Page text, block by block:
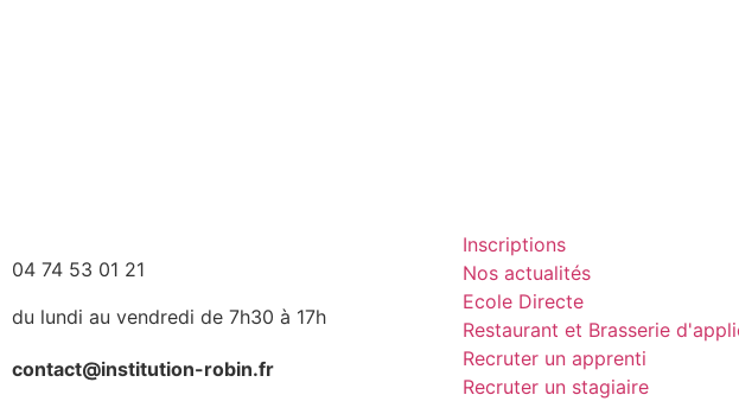
04 74 53 01 21
du lundi au vendredi de 7h30 à 17h
contact@institution-robin.fr
Inscriptions
Nos actualités
Ecole Directe
Restaurant et Brasserie
Recruter un apprenti
Recruter un stagiaire